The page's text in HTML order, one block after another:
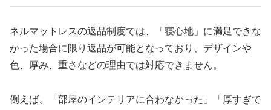
ネルマットレスの返品制度では、「寝心地」に満足できな
かった場合に限り返品が可能となっており、デザインや
色、厚み、重さなどの理由では対応できません。
例えば、「部屋のインテリアに合わなかった」「厚すぎて